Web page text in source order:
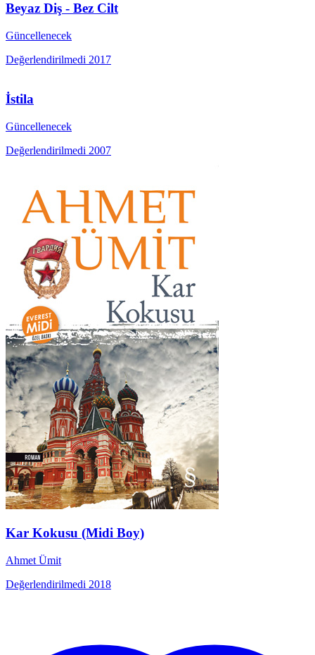
Beyaz Diş - Bez Cilt
Güncellenecek
Değerlendirilmedi 2017
İstila
Güncellenecek
Değerlendirilmedi 2007
Kar Kokusu (Midi Boy)
Ahmet Ümit
Değerlendirilmedi 2018